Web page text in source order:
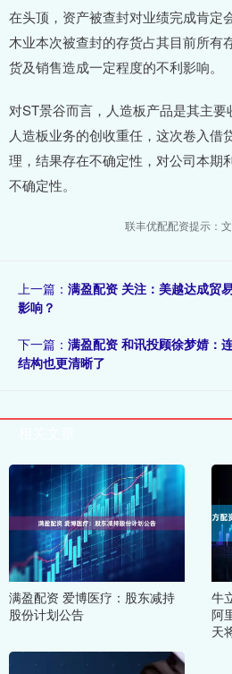
在头顶，资产被查封对业绩完成肯定
木业本次被查封的存货占其目前所有
货及销售造成一定程度的不利影响。
对ST景谷而言，人造板产品是其主
人造板业务的创收重任，这次卷入借
理，结果存在不确定性，对公司本期
不确定性。
联丰优配配资提示：
上一篇： 满盈配资 关注：美越达成贸
影响？
下一篇： 满盈配资 和讯投顾徐梦婧：
结构也更清晰了
满盈配资 爱博医疗：股东减持
股份计划公告
牛
阿
天